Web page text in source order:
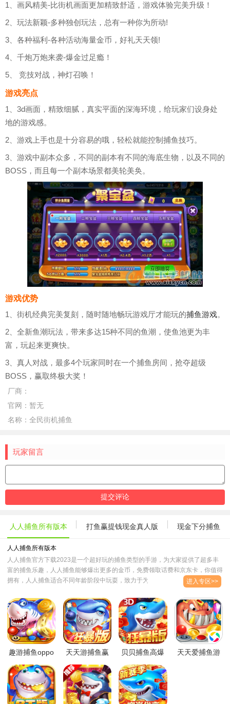
1、画风精美-比街机画面更加精致舒适，游戏体验完美升级！
2、玩法新颖-多种独创玩法，总有一种你为所动!
3、各种福利-各种活动海量金币，好礼天天领!
4、千炮万炮来袭-爆金过足瘾！
5、 竞技对战，神灯召唤！
游戏亮点
1、3d画面，精致细腻，真实平面的深海环境，给玩家们设身处
地的游戏感。
2、游戏上手也是十分容易的哦，轻松就能控制捕鱼技巧。
3、游戏中副本众多，不同的副本有不同的海底生物，以及不同的
BOSS，而且每一个副本场景都美轮美奂。
游戏优势
1、街机经典完美复刻，随时随地畅玩游戏厅才能玩的捕鱼游戏。
2、全新鱼潮玩法，带来多达15种不同的鱼潮，使鱼池更为丰
富，玩起来更爽快。
3、真人对战，最多4个玩家同时在一个捕鱼房间，抢夺超级
BOSS，赢取终极大奖！
厂商：
官网： 暂无
名称： 全民街机捕鱼
玩家留言
人人捕鱼所有版本 打鱼赢提钱现金真人版 现金下分捕鱼
人人捕鱼所有版本
人人捕鱼官方下载2023是一个超好玩的捕鱼类型的手游，为大家提供了超多丰
富的捕鱼乐趣，人人捕鱼能够爆出更多的金币，免费领取话费和京东卡，你值得
拥有，人人捕鱼适合不同年龄阶段中玩耍，致力于为玩家提供更多的捕鱼乐趣，
哦。..
进入专区>>
趣游捕鱼oppo
官方最新版
v6.1.0最新版
天天游捕鱼赢
载2023官方最
新版v1.0.0安
卓版
贝贝捕鱼高爆
2023最新免费
版v1.2.2 最新
版
天天爱捕鱼游